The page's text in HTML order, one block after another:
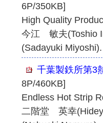
6P/350KB]
High Quality
今江 敏夫
(Sadayuki Miyoshi).
千葉製鉄所第3
8P/460KB]
Endless Hot Strip
二階堂 英幸